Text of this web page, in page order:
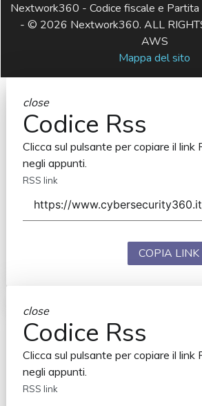
Nextwork360 - Codice fiscale e
- © 2026 Nextwork360. ALL
AWS
Mappa del sito
close
Codice Rss
Clicca sul pulsante per copiare il link
negli appunti.
RSS link
COPIA LINK
close
Codice Rss
Clicca sul pulsante per copiare il link
negli appunti.
RSS link